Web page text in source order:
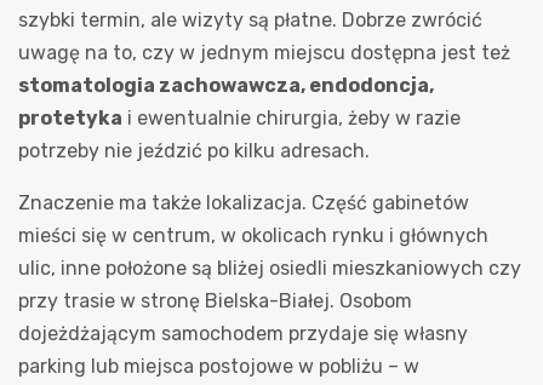
szybki termin, ale wizyty są płatne. Dobrze zwrócić
uwagę na to, czy w jednym miejscu dostępna jest też
stomatologia zachowawcza, endodoncja,
protetyka i ewentualnie chirurgia, żeby w razie
potrzeby nie jeździć po kilku adresach.
Znaczenie ma także lokalizacja. Część gabinetów
mieści się w centrum, w okolicach rynku i głównych
ulic, inne położone są bliżej osiedli mieszkaniowych czy
przy trasie w stronę Bielska-Białej. Osobom
dojeżdżającym samochodem przydaje się własny
parking lub miejsca postojowe w pobliżu – w